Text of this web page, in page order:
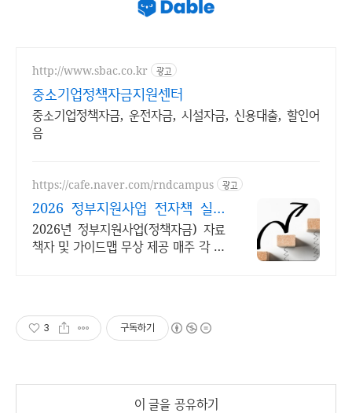
http://www.sbac.co.kr 광고
중소기업정책자금지원센터
중소기업정책자금, 운전자금, 시설자금, 신용대출, 할인어
음
https://cafe.naver.com/rndcampus 광고
2026 정부지원사업 전자책 실무
전문가 무료 웹세미나
2026년 정부지원사업(정책자금) 자료
책자 및 가이드맵 무상 제공 매주 각 분
3 구독하기
이 글을 공유하기